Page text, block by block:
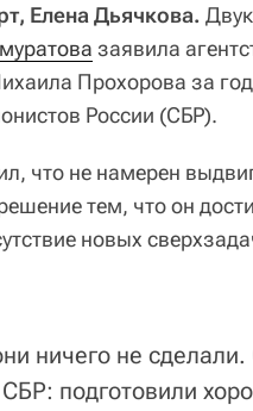
Елена Дьячкова.
заявила
Прохорова за
России (СБР).
что не намерен
тем, что он
новых
ничего не
подготовили